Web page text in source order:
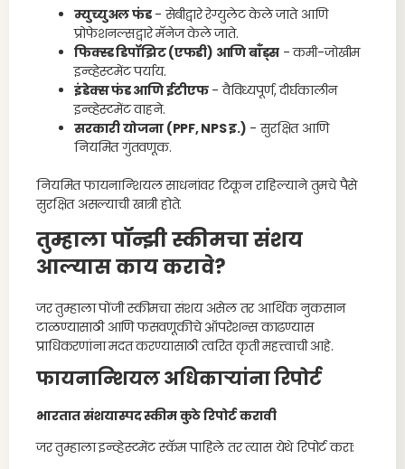
म्युच्युअल फंड- सेबीद्वारे रेग्युलेट केले जाते आणि
प्रोफेशनल्सद्वारे मॅनेज केले जाते.
फिक्स्ड डिपॉझिट (एफडी) आणि बाँड्स - कमी-जोखीम
इन्व्हेस्टमेंट पर्याय.
इंडेक्स फंड आणि ईटीएफ- वैविध्यपूर्ण, दीर्घकालीन
इन्व्हेस्टमेंट वाहने.
सरकारी योजना (PPF, NPS इ.) - सुरक्षित आणि
नियमित गुंतवणूक.
नियमित फायनान्शियल साधनांवर टिकून राहिल्याने तुमचे पैसे
सुरक्षित असल्याची खात्री होते.
तुम्हाला पॉन्झी स्कीमचा संशय
आल्यास काय करावे?
जर तुम्हाला पोंजी स्कीमचा संशय असेल तर आर्थिक नुकसान
टाळण्यासाठी आणि फसवणूकीचे ऑपरेशन्स काढण्यास
प्राधिकरणांना मदत करण्यासाठी त्वरित कृती महत्त्वाची आहे.
फायनान्शियल अधिकाऱ्यांना रिपोर्ट
भारतात संशयास्पद स्कीम कुठे रिपोर्ट करावी
जर तुम्हाला इन्व्हेस्टमेंट स्कॅम पाहिले तर त्यास येथे रिपोर्ट करा: